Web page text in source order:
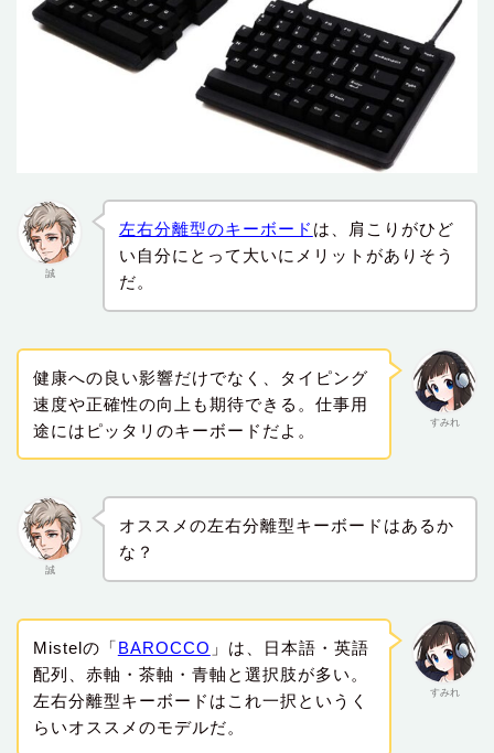
誠
左右分離型のキーボード は、肩こりがひど
い自分にとって大いにメリットがありそう
だ。
すみれ
健康への良い影響だけでなく、タイピング
速度や正確性の向上も期待できる。仕事用
途にはピッタリのキーボードだよ。
誠
オススメの左右分離型キーボードはあるか
な？
すみれ
Mistelの「BAROCCO 」は、日本語・英語
配列、赤軸・茶軸・青軸と選択肢が多い。
左右分離型キーボードはこれ一択というく
らいオススメのモデルだ。